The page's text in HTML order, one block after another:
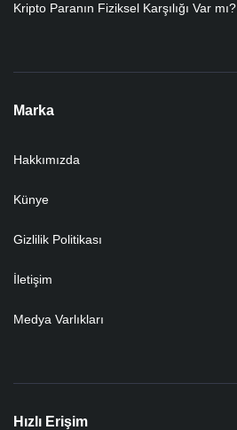
Kripto Paranın Fiziksel Karşılığı Var mı?
Marka
Hakkımızda
Künye
Gizlilik Politikası
İletişim
Medya Varlıkları
Hızlı Erişim